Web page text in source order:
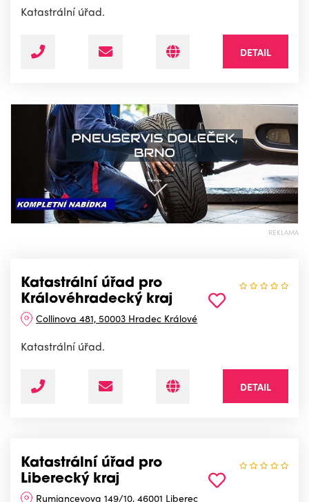
Katastrální úřad.
DETAIL
REKLAMA
Katastrální úřad pro
Královéhradecký kraj
Collinova 481, 50003 Hradec Králové
Katastrální úřad.
DETAIL
Katastrální úřad pro
Liberecký kraj
Rumjancevova 149/10, 46001 Liberec